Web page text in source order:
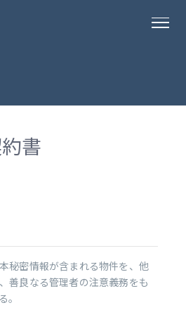
書
秘密情報が含まれる物件を、他
善良なる管理者の注意義務をも
。